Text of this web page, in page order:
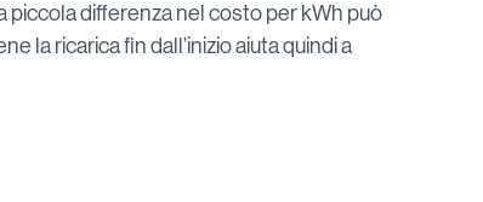
piccola differenza nel costo per kWh può
la ricarica fin dall’inizio aiuta quindi a